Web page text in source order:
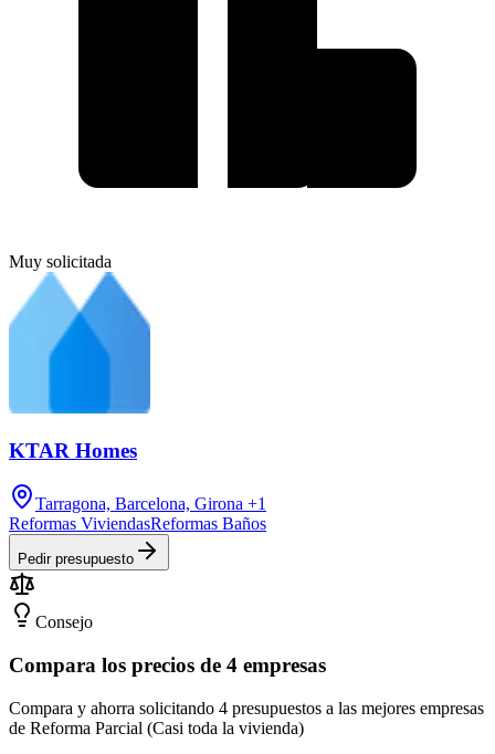
Muy solicitada
KTAR Homes
Tarragona, Barcelona, Girona +1
Reformas ViviendasReformas Baños
Pedir presupuesto
Consejo
Compara los precios de 4 empresas
Compara y ahorra solicitando 4 presupuestos a las mejores empresas
de Reforma Parcial (Casi toda la vivienda)